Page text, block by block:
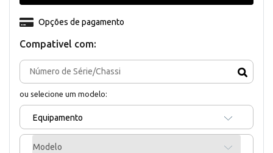
Compativel com:
ou selecione um modelo:
Equipamento
Modelo
Opções de pagamento